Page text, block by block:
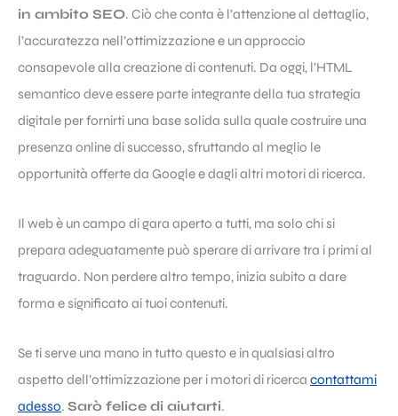
in ambito SEO. Ciò che conta è l’attenzione al dettaglio,
l’accuratezza nell’ottimizzazione e un approccio
consapevole alla creazione di contenuti. Da oggi, l’HTML
semantico deve essere parte integrante della tua strategia
digitale per fornirti una base solida sulla quale costruire una
presenza online di successo, sfruttando al meglio le
opportunità offerte da Google e dagli altri motori di ricerca.
Il web è un campo di gara aperto a tutti, ma solo chi si
prepara adeguatamente può sperare di arrivare tra i primi al
traguardo. Non perdere altro tempo, inizia subito a dare
forma e significato ai tuoi contenuti.
Se ti serve una mano in tutto questo e in qualsiasi altro
aspetto dell’ottimizzazione per i motori di ricerca contattami
adesso. Sarò felice di aiutarti.